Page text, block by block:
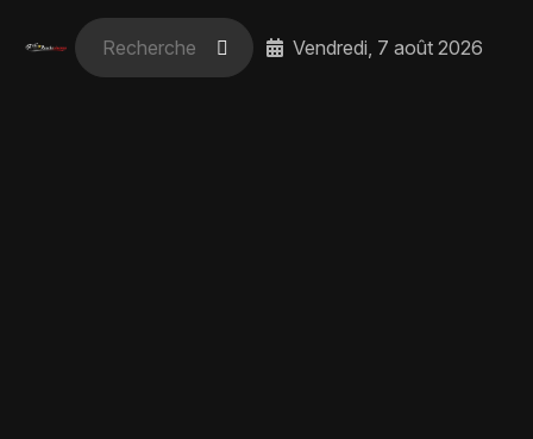
Vendredi, 7 août 2026